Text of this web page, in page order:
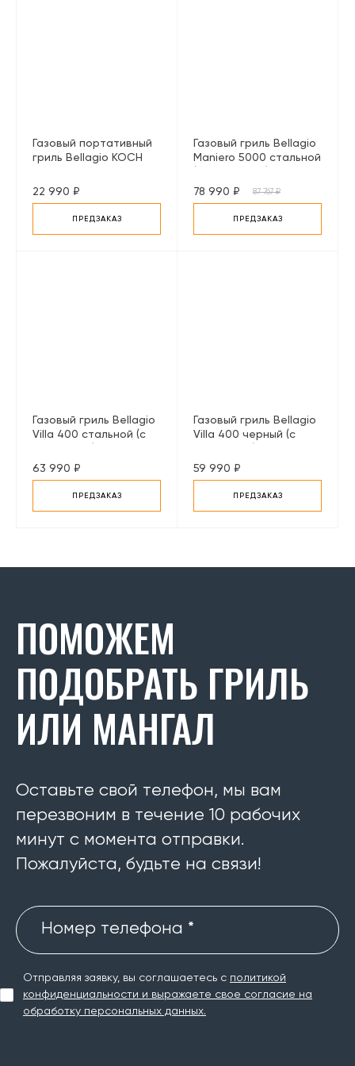
Газовый портативный
гриль Bellagio KOCH
22 990 ₽
ПРЕДЗАКАЗ
Газовый гриль Bellagio
Maniero 5000 стальной
78 990 ₽
87 767 ₽
ПРЕДЗАКАЗ
Газовый гриль Bellagio
Villa 400 стальной (с
63 990 ₽
ПРЕДЗАКАЗ
Газовый гриль Bellagio
Villa 400 черный (с
59 990 ₽
ПРЕДЗАКАЗ
ПОМОЖЕМ
ПОДОБРАТЬ ГРИЛЬ
ИЛИ МАНГАЛ
Оставьте свой телефон, мы вам
перезвоним в течение 10 рабочих
минут с момента отправки.
Пожалуйста, будьте на связи!
Номер телефона *
Отправляя заявку, вы соглашаетесь с политикой
конфиденциальности и выражаете свое согласие на
обработку персональных данных.